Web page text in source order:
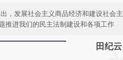
，发展社会主义商品经济和建设社会
推进我们的民主法制建设和各项工作
请务必在
田纪